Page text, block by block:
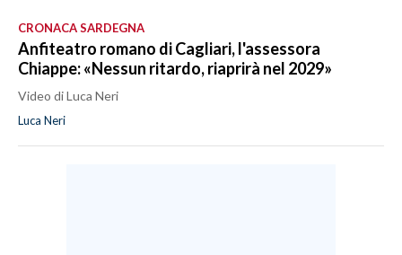
CRONACA SARDEGNA
Anfiteatro romano di Cagliari, l'assessora
Chiappe: «Nessun ritardo, riaprirà nel 2029»
Video di Luca Neri
Luca Neri